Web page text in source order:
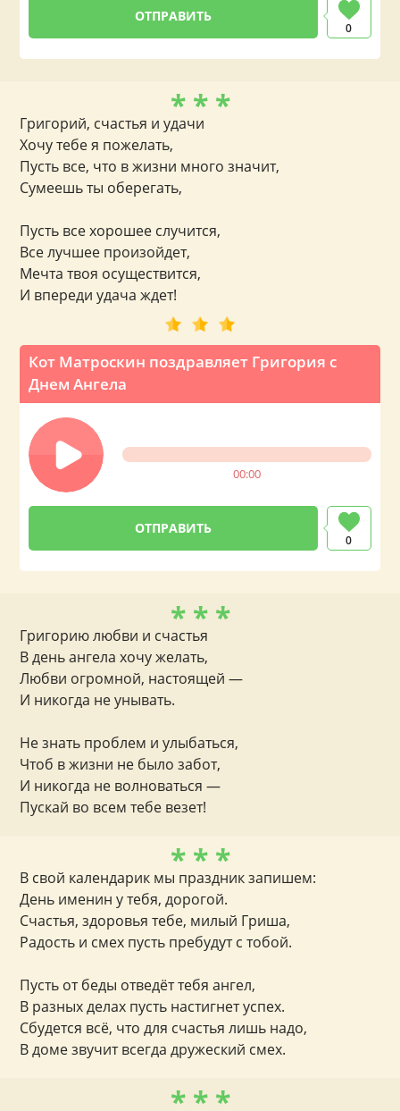
0
Кот Матроскин поздравляет Григория с
Днем Ангела
00:00
0
* * *
Григорий, счастья и удачи
Хочу тебе я пожелать,
Пусть все, что в жизни много значит,
Сумеешь ты оберегать,
Пусть все хорошее случится,
Все лучшее произойдет,
Мечта твоя осуществится,
И впереди удача ждет!
* * *
Григорию любви и счастья
В день ангела хочу желать,
Любви огромной, настоящей —
И никогда не унывать.
Не знать проблем и улыбаться,
Чтоб в жизни не было забот,
И никогда не волноваться —
Пускай во всем тебе везет!
* * *
В свой календарик мы праздник запишем:
День именин у тебя, дорогой.
Счастья, здоровья тебе, милый Гриша,
Радость и смех пусть пребудут с тобой.
Пусть от беды отведёт тебя ангел,
В разных делах пусть настигнет успех.
Сбудется всё, что для счастья лишь надо,
В доме звучит всегда дружеский смех.
* * *